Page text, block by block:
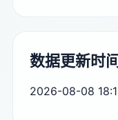
数据更新时间
2026-08-08